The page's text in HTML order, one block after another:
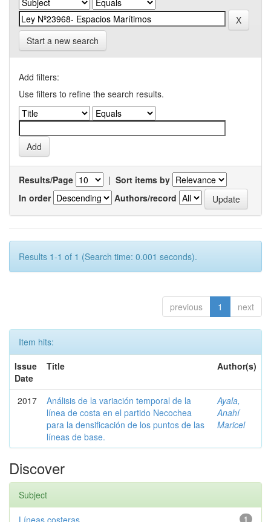
Start a new search
Add filters:
Use filters to refine the search results.
Results/Page | Sort items by
In order
Authors/record
Results 1-1 of 1 (Search time: 0.001 seconds).
previous 1 next
Item hits:
Issue
Date
Title Author(s)
2017
Análisis de la variación temporal de la
línea de costa en el partido Necochea
para la densificación de los puntos de las
líneas de base.
Ayala,
Anahí
Maricel
Discover
Subject
1
Líneas costeras